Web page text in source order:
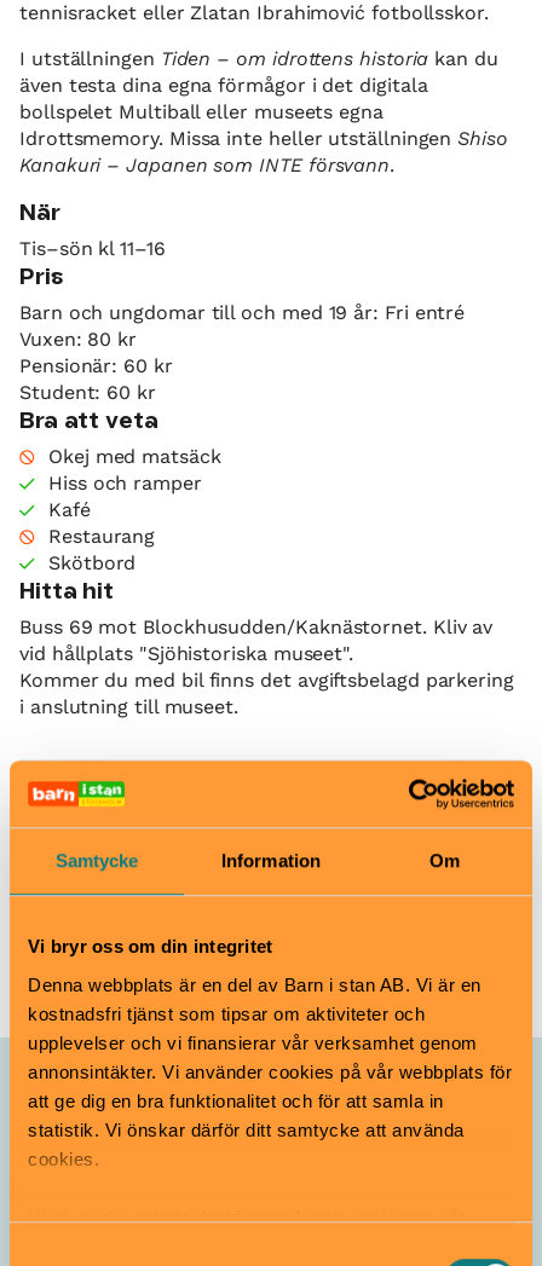
Samtycke Information Om
Vi bryr oss om din integritet
Denna webbplats är en del av Barn i stan AB. Vi är en
kostnadsfri tjänst som tipsar om aktiviteter och
upplevelser och vi finansierar vår verksamhet genom
annonsintäkter. Vi använder cookies på vår webbplats för
att ge dig en bra funktionalitet och för att samla in
statistik. Vi önskar därför ditt samtycke att använda
cookies.
Vi använder enhetsidentifierare för att analysera vår
tennisracket eller Zlatan Ibrahimović fotbollsskor.
I utställningen Tiden – om idrottens historia kan du
även testa dina egna förmågor i det digitala
bollspelet Multiball eller museets egna
Idrottsmemory. Missa inte heller utställningenShiso
Kanakuri – Japanen som INTE försvann.
När
Tis–sön kl 11–16
Pris
Barn och ungdomar till och med 19 år: Fri entré
Vuxen: 80 kr
Pensionär: 60 kr
Student: 60 kr
Bra att veta
Okej med matsäck
Hiss och ramper
Kafé
Restaurang
Skötbord
Hitta hit
Buss 69 mot Blockhusudden/Kaknästornet. Kliv av
vid hållplats "Sjöhistoriska museet".
Kommer du med bil finns det avgiftsbelagd parkering
i anslutning till museet.
Djurgårdsbrunnsvägen 26, Gärdet
www.riksidrottsmuseum.se
info.riksidrottsmuseum@rfsisu.se
Till webbplats
Allt som händer –
Riksidrottsmuseum
Riksidrottsmuseum